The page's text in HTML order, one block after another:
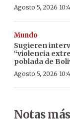
Agosto 5, 2026
Mundo
Sugieren
“violencia
poblada de
Agosto 5, 2026
Notas